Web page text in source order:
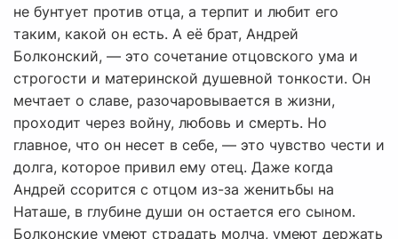
не бунтует против отца, а терпит и любит его
таким, какой он есть. А её брат, Андрей
Болконский, — это сочетание отцовского ума и
строгости и материнской душевной тонкости. Он
мечтает о славе, разочаровывается в жизни,
проходит через войну, любовь и смерть. Но
главное, что он несет в себе, — это чувство чести и
долга, которое привил ему отец. Даже когда
Андрей ссорится с отцом из-за женитьбы на
Наташе, в глубине души он остается его сыном.
Болконские умеют страдать молча, умеют держать